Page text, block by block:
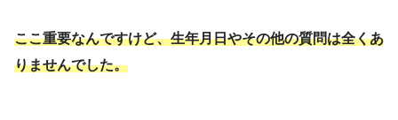
ここ重要なんですけど、生年月日やその他の質問は全くあ
りませんでした。